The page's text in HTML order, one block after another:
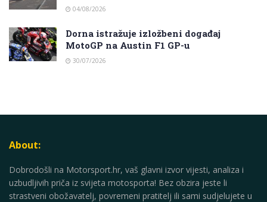
04/08/2026
Dorna istražuje izložbeni događaj
MotoGP na Austin F1 GP-u
30/07/2026
About:
Dobrodošli na Motorsport.hr, vaš glavni izvor vijesti, analiza i
uzbudljivih priča iz svijeta motosporta! Bez obzira jeste li
strastveni obožavatelj, povremeni pratitelj ili sami sudjelujete u